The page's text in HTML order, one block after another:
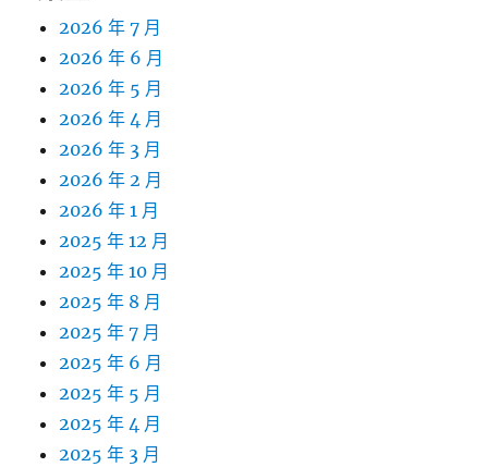
2026 年 7 月
2026 年 6 月
2026 年 5 月
2026 年 4 月
2026 年 3 月
2026 年 2 月
2026 年 1 月
2025 年 12 月
2025 年 10 月
2025 年 8 月
2025 年 7 月
2025 年 6 月
2025 年 5 月
2025 年 4 月
2025 年 3 月